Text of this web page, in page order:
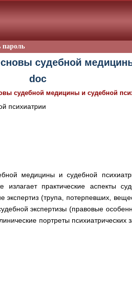
пароль
судебной
doc
судебной медицины и судебной
психиатрии
медицины и судебной
практические аспекты
(трупа, потерпевших,
экспертизы (правовые
портреты психиатрических